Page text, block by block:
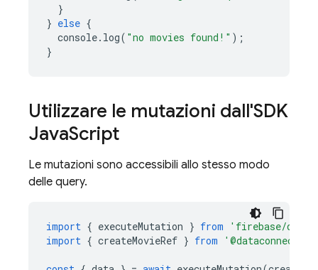
}
} else {
console. log( "no movies found!" );
}
Utilizzare le mutazioni dall'SDK
JavaScript
Le mutazioni sono accessibili allo stesso modo
delle query.
import { executeMutation } from
'firebase/data-
import { createMovieRef } from '@dataconnect/